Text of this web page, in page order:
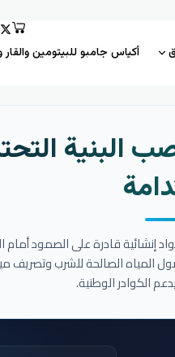
أكياس جامبو للبيتومين والقار
البنية
إنشائية قادرة على الصمود أمام
المياه الصالحة للشرب وتصريف
الكوادر الوطنية.